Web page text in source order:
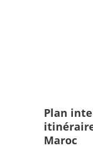
Plan
Maroc